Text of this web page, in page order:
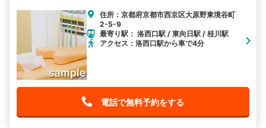
住所：京都府京都市西京区大原野東境谷町
2-5-9
最寄り駅： 洛西口駅 / 東向日駅 / 桂川駅
アクセス：洛西口駅から車で4分
電話で無料予約をする